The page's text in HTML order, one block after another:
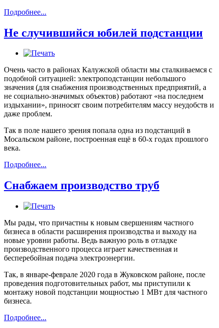
Подробнее...
Не случившийся юбилей подстанции
Очень часто в районах Калужской области мы сталкиваемся с
подобной ситуацией: электроподстанции небольшого
значения (для снабжения производственных предприятий, а
не социально-значимых объектов) работают «на последнем
издыхании», приносят своим потребителям массу неудобств и
даже проблем.
Так в поле нашего зрения попала одна из подстанций в
Мосальском районе, построенная ещё в 60-х годах прошлого
века.
Подробнее...
Снабжаем производство труб
Мы рады, что причастны к новым свершениям частного
бизнеса в области расширения производства и выходу на
новые уровни работы. Ведь важную роль в отладке
производственного процесса играет качественная и
бесперебойная подача электроэнергии.
Так, в январе-феврале 2020 года в Жуковском районе, после
проведения подготовительных работ, мы приступили к
монтажу новой подстанции мощностью 1 МВт для частного
бизнеса.
Подробнее...